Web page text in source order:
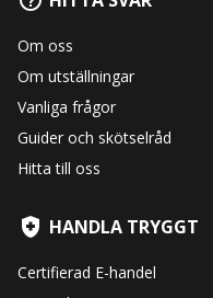
Om oss
Om utställningar
Vanliga frågor
Guider och skötselråd
Hitta till oss
HANDLA TRYGGT
Certifierad E-handel